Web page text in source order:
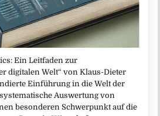
Ein Leitfaden zur
digitalen Welt“ von Klaus-Dieter
Einführung in die Welt der
Auswertung von
besonderen Schwerpunkt auf die